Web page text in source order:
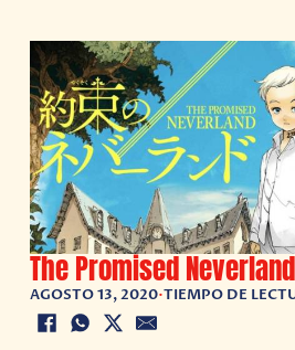
The Promised
AGOSTO 13, 2020•TIEMPO DE